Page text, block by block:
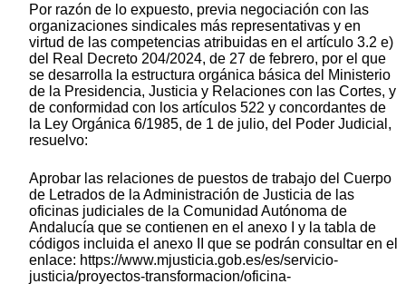
Por razón de lo expuesto, previa negociación con las
organizaciones sindicales más representativas y en
virtud de las competencias atribuidas en el artículo 3.2 e)
del Real Decreto 204/2024, de 27 de febrero, por el que
se desarrolla la estructura orgánica básica del Ministerio
de la Presidencia, Justicia y Relaciones con las Cortes, y
de conformidad con los artículos 522 y concordantes de
la Ley Orgánica 6/1985, de 1 de julio, del Poder Judicial,
resuelvo:
Aprobar las relaciones de puestos de trabajo del Cuerpo
de Letrados de la Administración de Justicia de las
oficinas judiciales de la Comunidad Autónoma de
Andalucía que se contienen en el anexo I y la tabla de
códigos incluida el anexo II que se podrán consultar en el
enlace: https://www.mjusticia.gob.es/es/servicio-
justicia/proyectos-transformacion/oficina-